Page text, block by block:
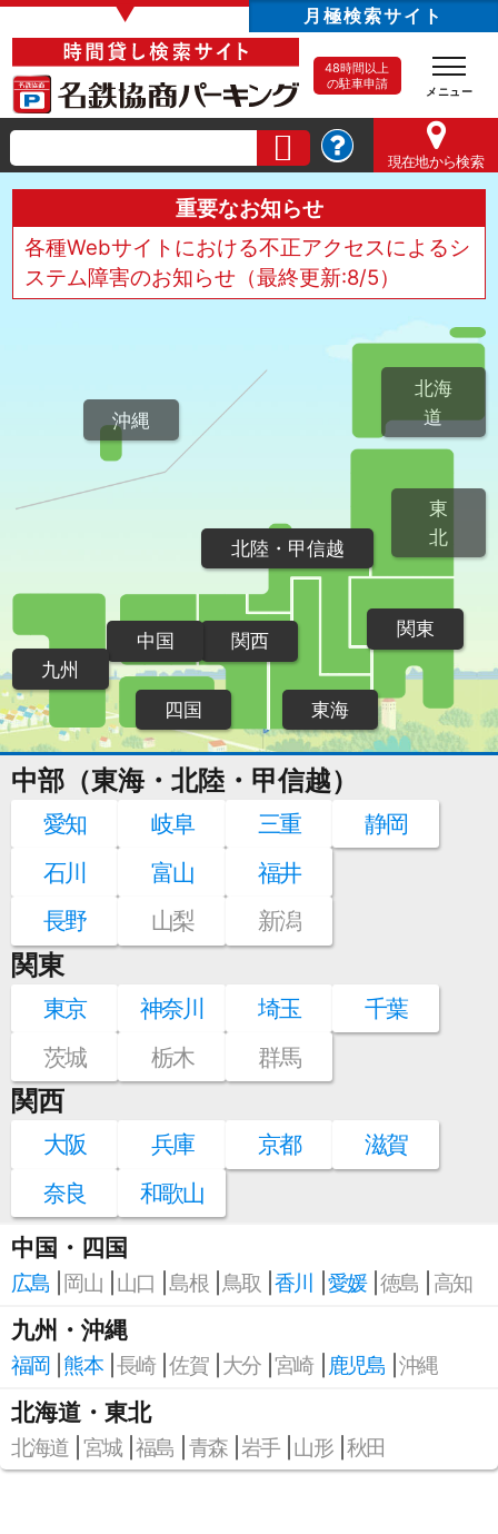
▼ 月極検索サイト
48時間以上
の駐車申請
現在地から検索
重要なお知らせ
各種Webサイトにおける不正アクセスによるシ
ステム障害のお知らせ（最終更新:8/5）
北海
道
東
北
関東
北陸・甲信越
東海
関西
中国
四国
九州
沖縄
中部（東海・北陸・甲信越）
愛知 岐阜 三重
静岡
石川
富山
福井
長野
山梨 新潟
関東
東京 神奈川 埼玉
千葉
茨城
栃木 群馬
関西
大阪 兵庫 京都
滋賀
奈良
和歌山
中国・四国
広島 岡山 山口 島根 鳥取 香川 愛媛 徳島 高知
九州・沖縄
福岡 熊本 長崎 佐賀 大分 宮崎 鹿児島 沖縄
北海道・東北
北海道 宮城 福島 青森 岩手 山形 秋田